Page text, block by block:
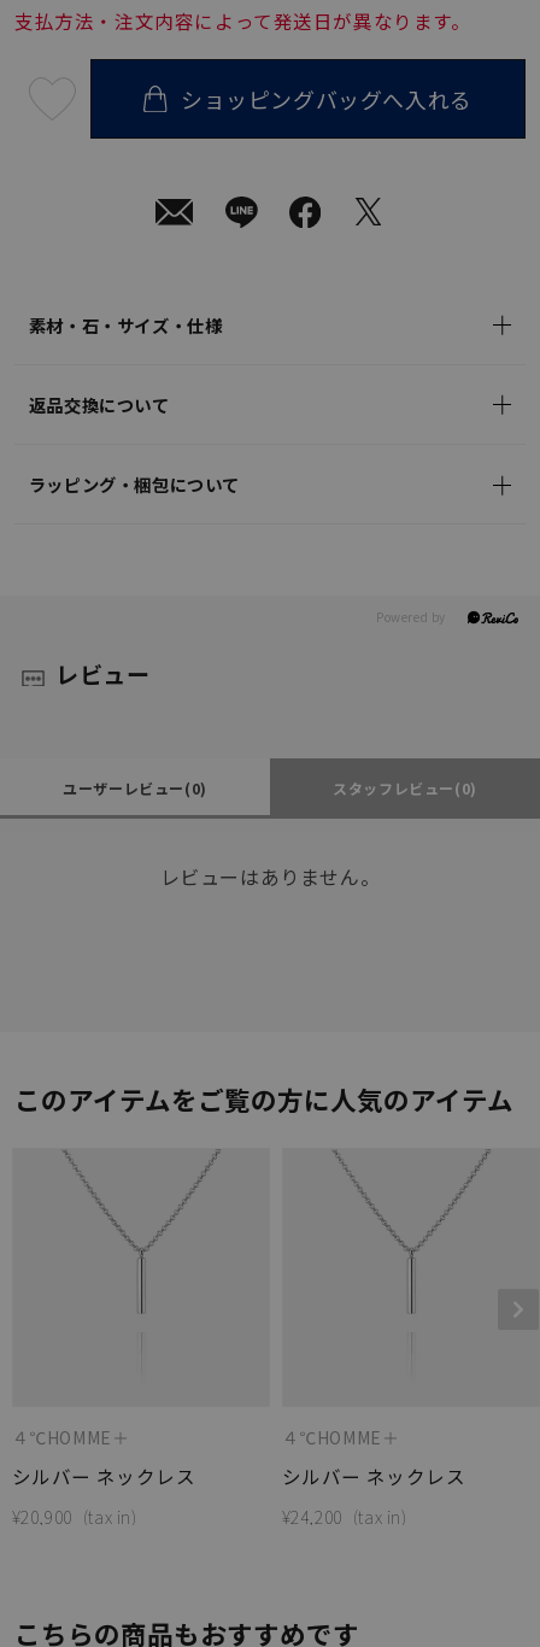
支払方法・注文内容によって発送日が異なります。
08
ショッピングバッグへ入れる
素材・石・サイズ・仕様
返品交換について
ラッピング・梱包について
レビュー
ユーザーレビュー(0) スタッフレビュー(0)
レビューはありません。
このアイテムをご覧の方に人気のアイテム
４℃HOMME＋
シルバー ネックレス
¥20,900
４℃HOMME＋
シルバー ネックレス
¥24,200
こちらの商品もおすすめです